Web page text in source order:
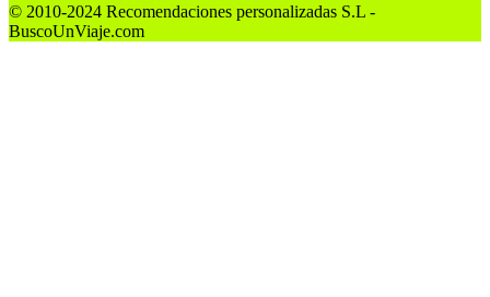
© 2010-2024 Recomendaciones personalizadas S.L -
BuscoUnViaje.com